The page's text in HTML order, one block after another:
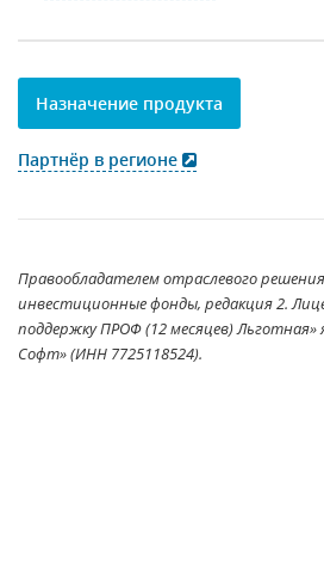
Назначение продукта
Партнёр в регионе
Правообладателем отраслевого
инвестиционные фонды, редакция 2.
поддержку ПРОФ (12 месяцев) Льготная»
Софт» (ИНН 7725118524).